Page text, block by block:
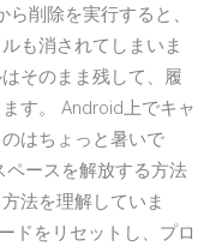
削除を実行すると、
も消されてしまいま
そのまま残して、履
す。 Android上でキャ
はちょっと暑いで
ースを解放する方法
法を理解していま
ドをリセットし、プロ